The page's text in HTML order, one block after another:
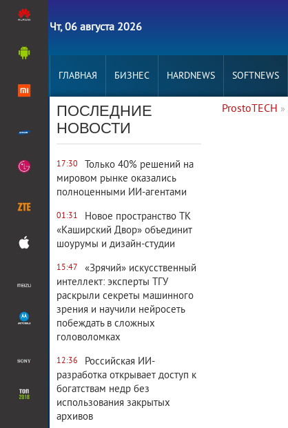
Чт, 06 августа 2026
ГЛАВНАЯ БИЗНЕС HARDNEWS SOFTNEWS
ПОСЛЕДНИЕ
НОВОСТИ
17:30
Только 40% решений на
мировом рынке оказались
полноценными ИИ-агентами
01:31
Новое пространство ТК
«Каширский Двор» объединит
шоурумы и дизайн-студии
15:47
«Зрячий» искусственный
интеллект: эксперты ТГУ
раскрыли секреты машинного
зрения и научили нейросеть
побеждать в сложных
головоломках
12:36
Российская ИИ-
разработка открывает доступ к
богатствам недр без
использования закрытых
архивов
ProstoTECH »
10 002 0